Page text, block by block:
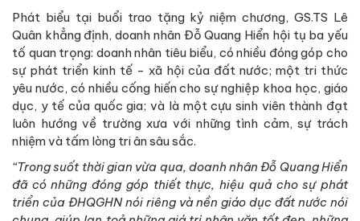
Phát biểu tại buổi trao tặng kỷ niệm chương, GS.TS Lê
Quân khẳng định, doanh nhân Đỗ Quang Hiển hội tụ ba yếu
tố quan trọng: doanh nhân tiêu biểu, có nhiều đóng góp cho
sự phát triển kinh tế - xã hội của đất nước; một tri thức
yêu nước, có nhiều cống hiến cho sự nghiệp khoa học, giáo
dục, y tế của quốc gia; và là một cựu sinh viên thành đạt
luôn hướng về trường xưa với những tình cảm, sự trách
nhiệm và tấm lòng tri ân sâu sắc.
“Trong suốt thời gian vừa qua, doanh nhân Đỗ Quang Hiển
đã có những đóng góp thiết thực, hiệu quả cho sự phát
triển của ĐHQGHN nói riêng và nền giáo dục đất nước nói